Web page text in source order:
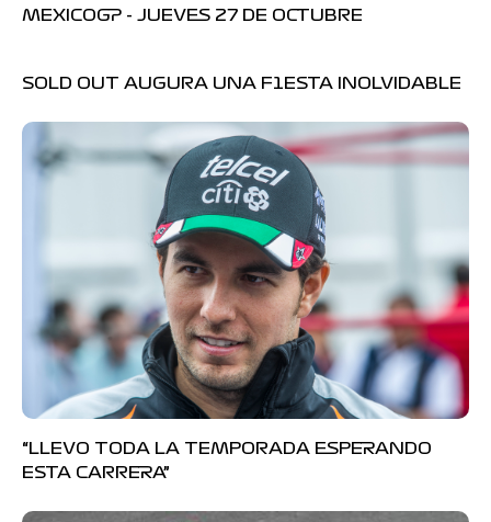
MEXICOGP - JUEVES 27 DE OCTUBRE
SOLD OUT AUGURA UNA F1ESTA INOLVIDABLE
“LLEVO TODA LA TEMPORADA ESPERANDO
ESTA CARRERA”